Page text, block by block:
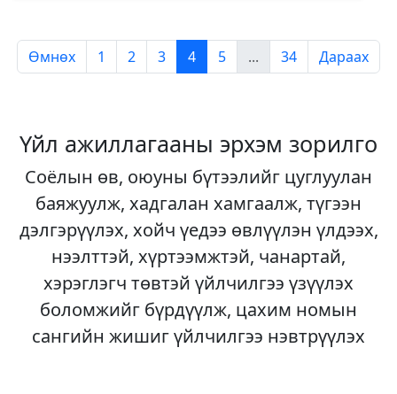
Өмнөх 1 2 3 4 5 ... 34 Дараах
Үйл ажиллагааны эрхэм зорилго
Соёлын өв, оюуны бүтээлийг цуглуулан
баяжуулж, хадгалан хамгаалж, түгээн
дэлгэрүүлэх, хойч үедээ өвлүүлэн үлдээх,
нээлттэй, хүртээмжтэй, чанартай,
хэрэглэгч төвтэй үйлчилгээ үзүүлэх
боломжийг бүрдүүлж, цахим номын
сангийн жишиг үйлчилгээ нэвтрүүлэх